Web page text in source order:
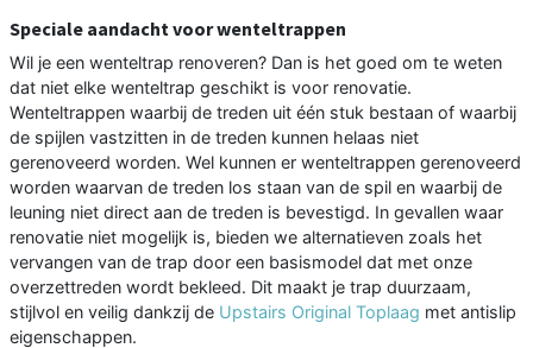
Speciale aandacht voor wenteltrappen
Wil je een wenteltrap renoveren? Dan is het goed om te weten
dat niet elke wenteltrap geschikt is voor renovatie.
Wenteltrappen waarbij de treden uit één stuk bestaan of waarbij
de spijlen vastzitten in de treden kunnen helaas niet
gerenoveerd worden. Wel kunnen er wenteltrappen gerenoveerd
worden waarvan de treden los staan van de spil en waarbij de
leuning niet direct aan de treden is bevestigd. In gevallen waar
renovatie niet mogelijk is, bieden we alternatieven zoals het
vervangen van de trap door een basismodel dat met onze
overzettreden wordt bekleed. Dit maakt je trap duurzaam,
stijlvol en veilig dankzij de Upstairs Original Toplaag met antislip
eigenschappen.